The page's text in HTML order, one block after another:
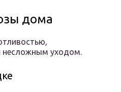
дома
несложным уходом.